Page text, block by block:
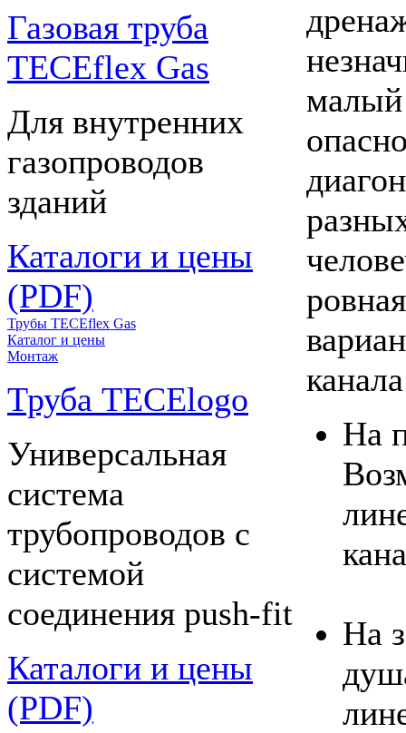
Газовая труба
TECEflex Gas
Для внутренних
газопроводов
зданий
Каталоги и цены
(PDF)
Трубы TECEflex Gas
Каталог и цены
Монтаж
Труба TECElogo
Универсальная
система
трубопроводов с
системой
соединения push-fit
Каталоги и цены
(PDF)
малый
На
На